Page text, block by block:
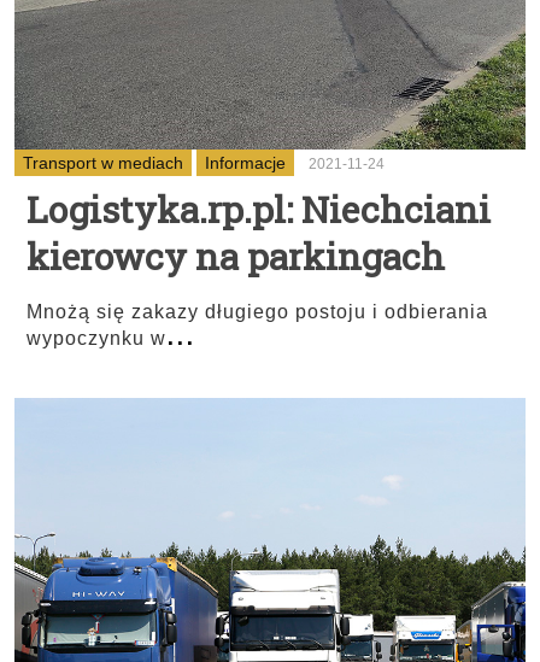
Transport w mediach Informacje 2021-11-24
Logistyka.rp.pl: Niechciani
kierowcy na parkingach
Mnożą się zakazy długiego postoju i odbierania
wypoczynku w...